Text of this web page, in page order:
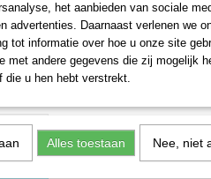
1-3 werkdagen
het aanbieden van sociale
advertenties. Daarnaast verlenen we
tot informatie over hoe u onze site
met andere gegevens die zij mogelijk
die u hen hebt verstrekt.
Alles toestaan Nee, niet